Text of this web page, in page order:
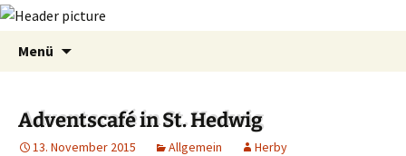
Menü
Adventscafé in St. Hedwig
13. November 2015 Allgemein Herby